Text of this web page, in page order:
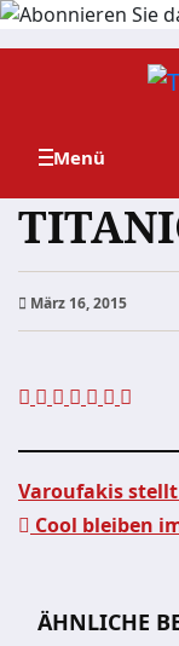
Zum
März 16, 2015
Varoufakis
Cool bleiben
ÄHNLICHE